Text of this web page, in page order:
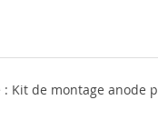
: Kit de montage anode